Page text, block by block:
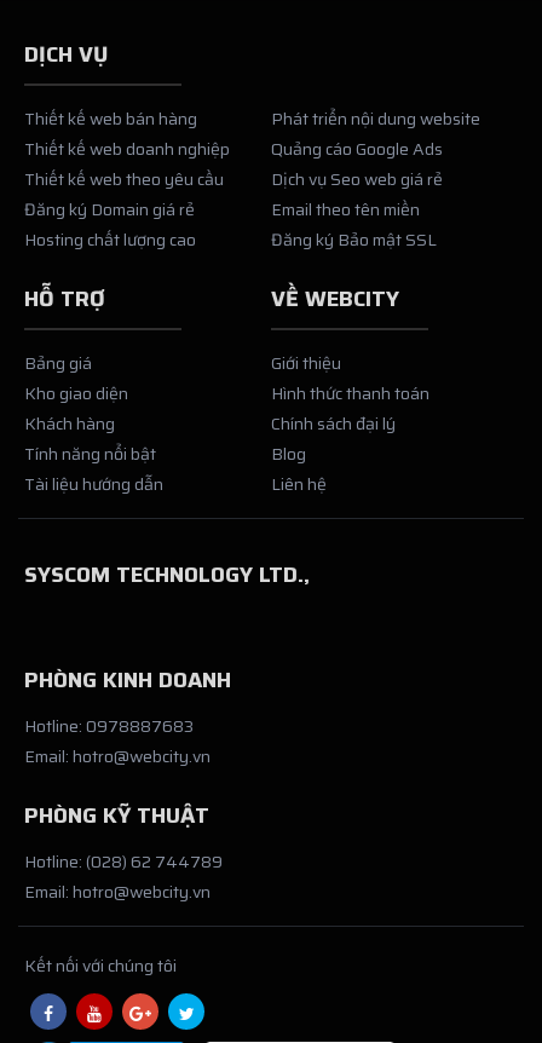
DỊCH VỤ
Thiết kế web bán hàng
Thiết kế web doanh nghiệp
Thiết kế web theo yêu cầu
Đăng ký Domain giá rẻ
Hosting chất lượng cao
Phát triển nội dung website
Quảng cáo Google Ads
Dịch vụ Seo web giá rẻ
Email theo tên miền
Đăng ký Bảo mật SSL
HỖ TRỢ
Bảng giá
Kho giao diện
Khách hàng
Tính năng nổi bật
Tài liệu hướng dẫn
VỀ WEBCITY
Giới thiệu
Hình thức thanh toán
Chính sách đại lý
Blog
Liên hệ
SYSCOM TECHNOLOGY LTD.,
PHÒNG KINH DOANH
Hotline: 0978887683
Email: hotro@webcity.vn
PHÒNG KỸ THUẬT
Hotline: (028) 62 744789
Email: hotro@webcity.vn
Kết nối với chúng tôi